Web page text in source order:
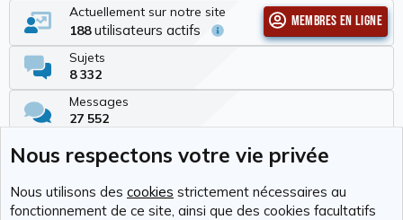
Actuellement sur notre site
188 utilisateurs actifs
Membres en ligne
Sujets
8 332
Messages
27 552
335
Dernier membre
biloute
Nous respectons votre vie privée
Nous utilisons des cookies strictement nécessaires au
fonctionnement de ce site, ainsi que des cookies facultatifs